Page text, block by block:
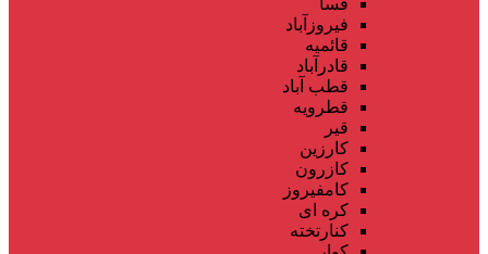
فیروزآباد
قائمیه
قادرآباد
قطب آباد
قطرویه
قیر
کارزین
کازرون
کامفیروز
کره ای
کنارتخته